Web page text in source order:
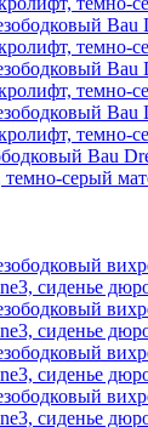
Bau
серый